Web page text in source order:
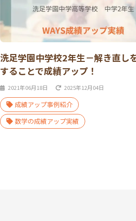
洗足学園中学校2年生－解き直し
することで成績アップ！
2021年06月18日 2025年12月04日
成績アップ事例紹介
数学の成績アップ実績